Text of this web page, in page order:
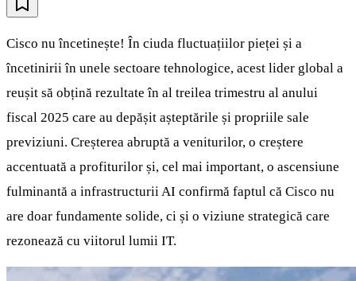
Cisco nu încetinește! În ciuda fluctuațiilor pieței și a
încetinirii în unele sectoare tehnologice, acest lider global a
reușit să obțină rezultate în al treilea trimestru al anului
fiscal 2025 care au depășit așteptările și propriile sale
previziuni. Creșterea abruptă a veniturilor, o creștere
accentuată a profiturilor și, cel mai important, o ascensiune
fulminantă a infrastructurii AI confirmă faptul că Cisco nu
are doar fundamente solide, ci și o viziune strategică care
rezonează cu viitorul lumii IT.